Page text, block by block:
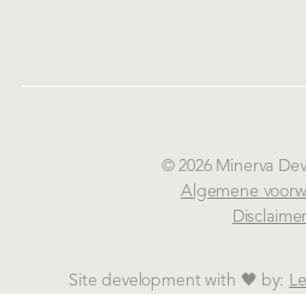
© 2026 Minerva
Algemene
Disclaimer
Site development with 🖤 by: